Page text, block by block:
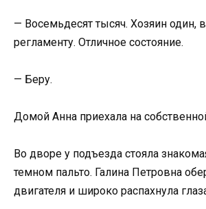
— Восемьдесят тысяч. Хозяин один,
регламенту. Отличное состояние.
— Беру.
Домой Анна приехала на
Во дворе у подъезда стояла
темном пальто. Галина Петровна
двигателя и широко распахнула